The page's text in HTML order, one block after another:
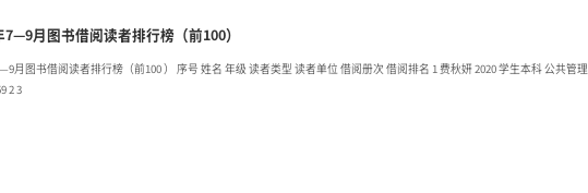
7—9月图书借阅读者排行榜（前100）
100 ） 序号 姓名 年级 读者类型 读者单位 借阅册次 借阅排名 1 费秋妍 2020 学生本科 公共管理学院 67 1 2 杨乐彦 2018 学生本科 资源与环
境学院 59 2 3